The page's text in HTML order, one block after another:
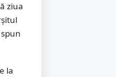
ziua
la